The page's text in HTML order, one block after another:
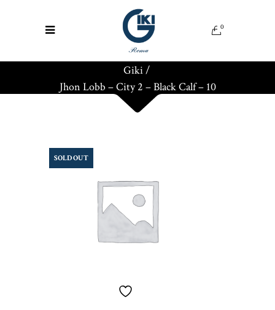
0
Giki/
Jhon Lobb – City 2 – Black Calf – 10
SOLD OUT